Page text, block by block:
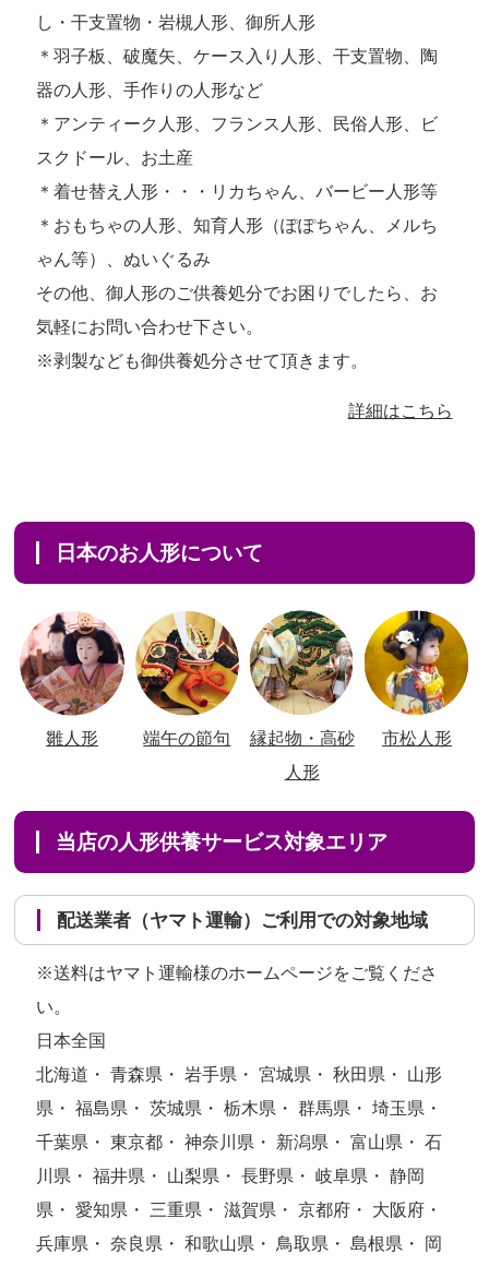
し・干支置物・岩槻人形、御所人形
＊羽子板、破魔矢、ケース入り人形、干支置物、陶
器の人形、手作りの人形など
＊アンティーク人形、フランス人形、民俗人形、ビ
スクドール、お土産
＊着せ替え人形・・・リカちゃん、バービー人形等
＊おもちゃの人形、知育人形（ぽぽちゃん、メルち
ゃん等）、ぬいぐるみ
その他、御人形のご供養処分でお困りでしたら、お
気軽にお問い合わせ下さい。
※剥製なども御供養処分させて頂きます。
詳細はこちら
日本のお人形について
雛人形 端午の節句
縁起物・高砂
人形
市松人形
当店の人形供養サービス対象エリア
配送業者（ヤマト運輸）ご利用での対象地域
※送料はヤマト運輸様のホームページをご覧くださ
い。
日本全国
北海道・ 青森県・ 岩手県・ 宮城県・ 秋田県・ 山形
県・ 福島県・ 茨城県・ 栃木県・ 群馬県・ 埼玉県・
千葉県・ 東京都・ 神奈川県・ 新潟県・ 富山県・ 石
川県・ 福井県・ 山梨県・ 長野県・ 岐阜県・ 静岡
県・ 愛知県・ 三重県・ 滋賀県・ 京都府・ 大阪府・
兵庫県・ 奈良県・ 和歌山県・ 鳥取県・ 島根県・ 岡